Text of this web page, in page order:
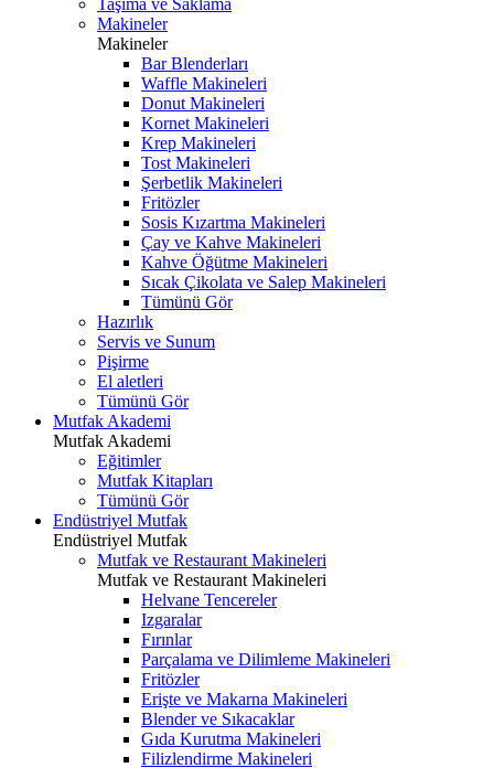
Taşıma ve Saklama
Makineler
Makineler
Bar Blenderları
Waffle Makineleri
Donut Makineleri
Kornet Makineleri
Krep Makineleri
Tost Makineleri
Şerbetlik Makineleri
Fritözler
Sosis Kızartma Makineleri
Çay ve Kahve Makineleri
Kahve Öğütme Makineleri
Sıcak Çikolata ve Salep Makineleri
Tümünü Gör
Hazırlık
Servis ve Sunum
Pişirme
El aletleri
Tümünü Gör
Mutfak Akademi
Mutfak Akademi
Eğitimler
Mutfak Kitapları
Tümünü Gör
Endüstriyel Mutfak
Endüstriyel Mutfak
Mutfak ve Restaurant Makineleri
Mutfak ve Restaurant Makineleri
Helvane Tencereler
Izgaralar
Fırınlar
Parçalama ve Dilimleme Makineleri
Fritözler
Erişte ve Makarna Makineleri
Blender ve Sıkacaklar
Gıda Kurutma Makineleri
Filizlendirme Makineleri